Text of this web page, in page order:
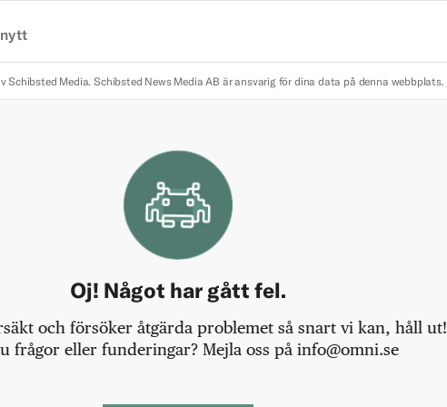
Schibsted Media. Schibsted News Media AB är ansvarig för dina data på denna webbplats.
Oj! Något har gått fel.
och försöker åtgärda problemet så snart vi kan, håll ut!
frågor eller funderingar? Mejla oss på info@omni.se